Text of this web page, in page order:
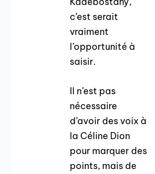
c’est serait
vraiment
l’opportunité à
saisir.
Il n’est pas
nécessaire
d’avoir des voix à
la Céline Dion
pour marquer des
points, mais de